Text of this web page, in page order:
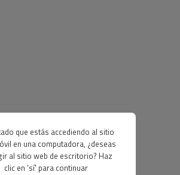
que estás accediendo al sitio
en una computadora, ¿deseas
al sitio web de escritorio? Haz
clic en 'sí' para continuar